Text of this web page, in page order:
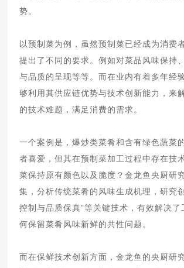
势。
以预制菜为例，虽然预制菜已经成为消费
提出了不同的要求。例如对菜品风味保持
与品质的呈现等等。而在业内有着多年经
够利用其供应链优势与技术创新能力，来
的技术难题，满足消费的需求。
一个案例是，爆炒类菜肴和含有绿色蔬菜
者喜爱，但其在预制菜加工过程中存在技
菜保持原有颜色以及脆度？金龙鱼央厨研
集，分析传统菜肴的风味生成机理，研究
控制与品质保真”等关键技术，有效解决了
何保留菜肴风味新鲜的共性问题。
而在保鲜技术创新方面，金龙鱼的央厨研